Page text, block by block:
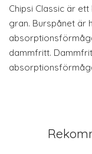
Chipsi Classic är
gran. Burspånet är
dammfritt.